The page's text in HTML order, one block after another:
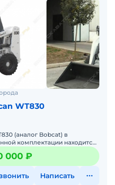
WT830
(аналог Bobcat) в
комплектации находится
без нареканий. Цена с НДС.
000 ₽
Написать